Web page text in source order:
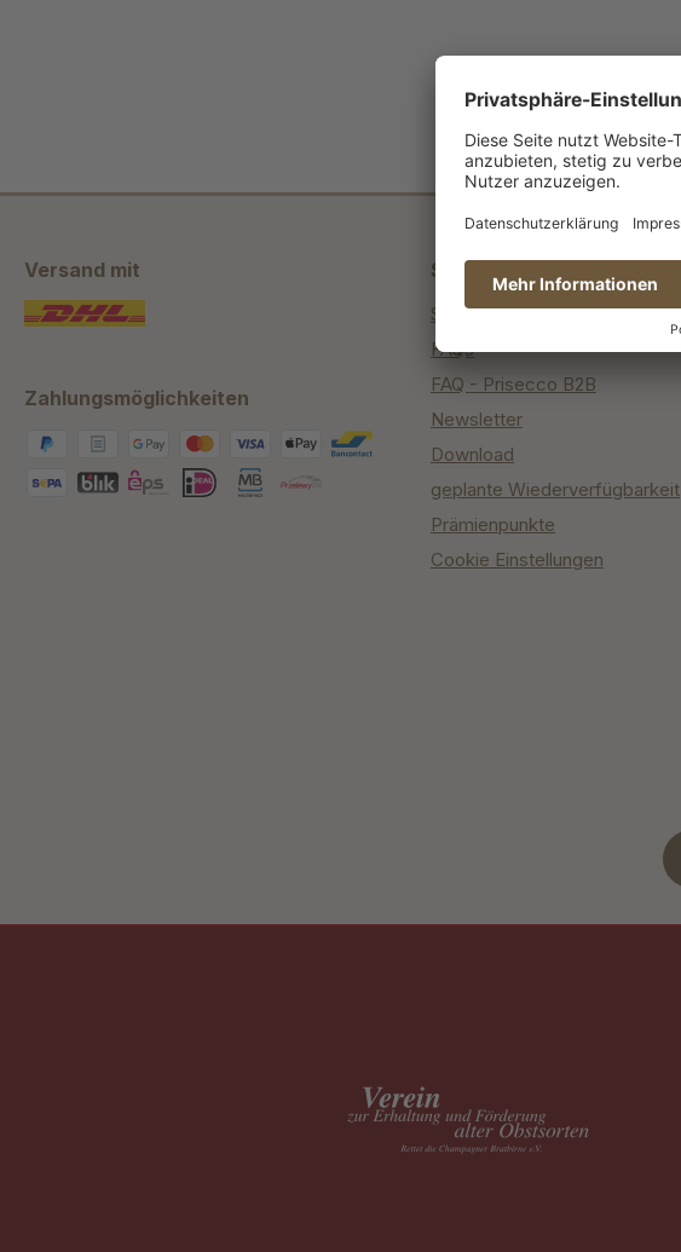
Versand mit
Zahlungsmöglichkeiten
Shop Service
Service Center
FAQs
FAQ - Prisecco B2B
Newsletter
Download
geplante Wiederverfügbarkeit
Prämienpunkte
Cookie Einstellungen